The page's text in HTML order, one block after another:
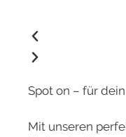
Spot on – für
Mit unseren